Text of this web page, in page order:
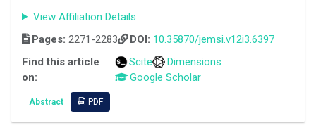
View Affiliation Details
Pages: 2271-2283 DOI: 10.35870/jemsi.v12i3.6397
Find this article
on:
Scite
Dimensions
Google Scholar
Abstract PDF